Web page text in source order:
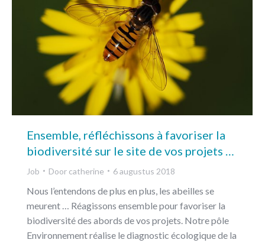
Ensemble, réfléchissons à favoriser la
biodiversité sur le site de vos projets …
Job Door catherine 6 augustus 2018
Nous l’entendons de plus en plus, les abeilles se
meurent … Réagissons ensemble pour favoriser la
biodiversité des abords de vos projets. Notre pôle
Environnement réalise le diagnostic écologique de la